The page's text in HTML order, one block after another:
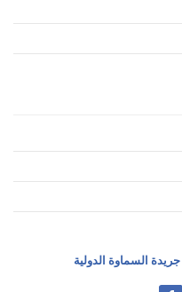
جريدة السماوة الدولية